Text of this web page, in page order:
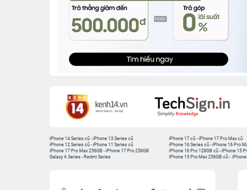
iPhone 14 Series cũ -iPhone 13 Series cũ
iPhone 12 Series cũ -iPhone 11 Series cũ
iPhone 17 Pro Max 256GB -iPhone 17 Pro 256GB
Galaxy A Series - Redmi Series
iPhone 17 cũ -iPhone 17 Pro Max cũ
iPhone 16 Series cũ - iPhone 16 Pro
iPhone 16 Pro 128GB cũ -iPhone 15
iPhone 15 Pro Max 256GB cũ -